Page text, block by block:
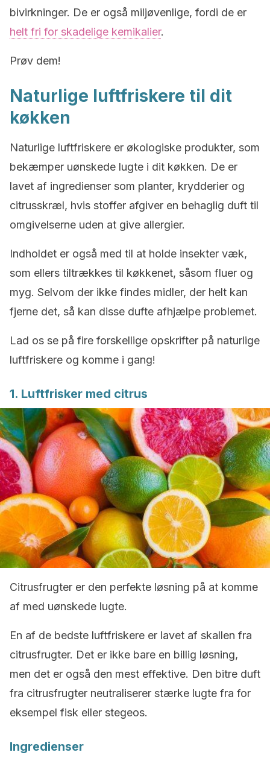
bivirkninger. De er også miljøvenlige, fordi de er
helt fri for skadelige kemikalier.
Prøv dem!
Naturlige luftfriskere til dit
køkken
Naturlige luftfriskere er økologiske produkter, som
bekæmper uønskede lugte i dit køkken. De er
lavet af ingredienser som planter, krydderier og
citrusskræl, hvis stoffer afgiver en behaglig duft til
omgivelserne uden at give allergier.
Indholdet er også med til at holde insekter væk,
som ellers tiltrækkes til køkkenet, såsom fluer og
myg. Selvom der ikke findes midler, der helt kan
fjerne det, så kan disse dufte afhjælpe problemet.
Lad os se på fire forskellige opskrifter på naturlige
luftfriskere og komme i gang!
1. Luftfrisker med citrus
Citrusfrugter er den perfekte løsning på at komme
af med uønskede lugte.
En af de bedste luftfriskere er lavet af skallen fra
citrusfrugter. Det er ikke bare en billig løsning,
men det er også den mest effektive. Den bitre duft
fra citrusfrugter neutraliserer stærke lugte fra for
eksempel fisk eller stegeos.
Ingredienser